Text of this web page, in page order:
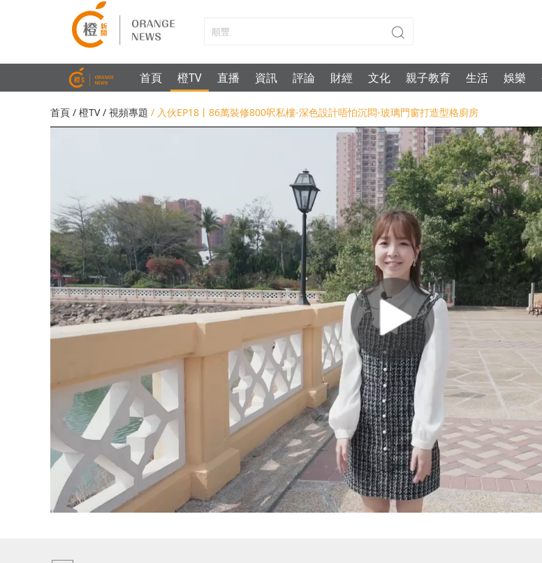
首頁 橙TV 直播 資訊 評論 財經 文化 親子教育 生活 娛樂
首頁 / 橙TV/ 視頻專題 / 入伙EP18丨86萬裝修800呎私樓-深色設計唔怕沉悶-玻璃門窗打造型格廚房